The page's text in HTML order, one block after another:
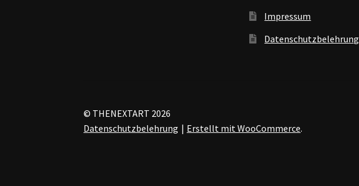
Impressum
Datenschutzbelehrung
© THENEXTART 2026
Datenschutzbelehrung
Erstellt mit WooCommerce.